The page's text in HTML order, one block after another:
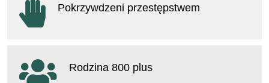
Pokrzywdzeni przestępstwem
Rodzina 800 plus